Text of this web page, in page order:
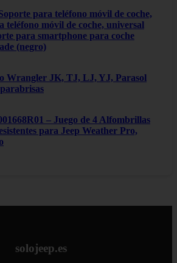
para teléfono móvil de coche,
teléfono móvil de coche, universal
para smartphone para coche
(negro)
Wrangler JK, TJ, LJ, YJ, Parasol
– Juego de 4 Alfombrillas
para Jeep Weather Pro,
solojeep.es